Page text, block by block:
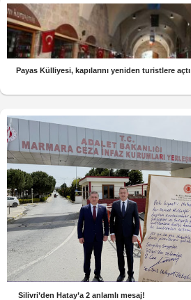
Payas Külliyesi, kapılarını yeniden turistlere açtı
Silivri’den Hatay’a 2 anlamlı mesaj!